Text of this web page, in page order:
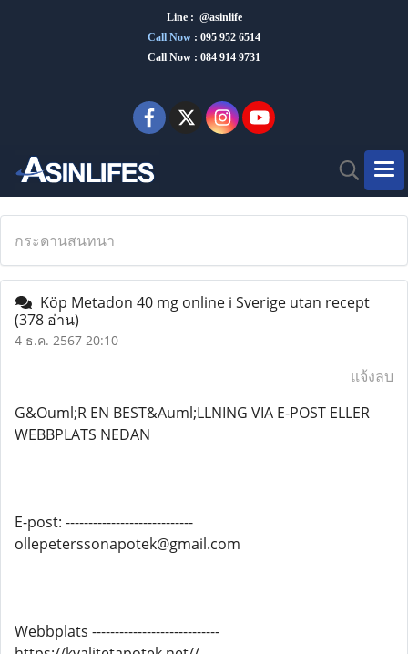
Line : @asinlife
Call Now : 095 952 6514
Call Now : 084 914 9731
กระดานสนทนา
Köp Metadon 40 mg online i Sverige utan recept
(378 อ่าน)
4 ธ.ค. 2567 20:10
แจ้งลบ
G&Ouml;R EN BEST&Auml;LLNING VIA E-POST ELLER
WEBBPLATS NEDAN
E-post: ----------------------------
ollepeterssonapotek@gmail.com
Webbplats ----------------------------